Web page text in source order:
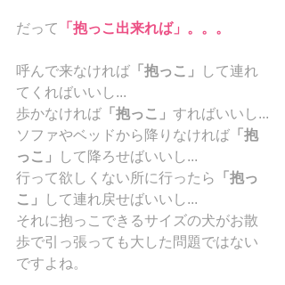
だって 「抱っこ出来れば」。。。
呼んで来なければ 「抱っこ」
して連れ
てくればいいし...
歩かなければ 「抱っこ」 すればいいし...
ソファやベッドから降りなければ 「抱
っこ」
して降ろせばいいし...
行って欲しくない所に行ったら
「抱っ
こ」
して連れ戻せばいいし...
それに抱っこできるサイズの犬がお散
歩で引っ張っても大した問題ではない
ですよね。